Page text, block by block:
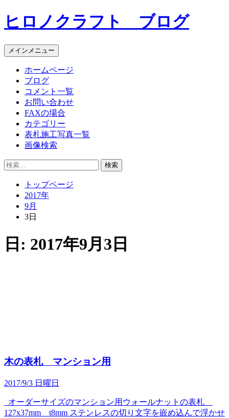
コ
ン
ン
ツ
ヒロノクラフト ブログ
メインメニュー
ホームページ
ブログ
コメント一覧
お問い合わせ
FAXの場合
カテゴリー
表札施工写真一覧
画像検索
検
トップページ
2017年
9月
3日
日: 2017年9月3日
木の表札 マンション用
2017/9/3 日曜日
オーダーサイズのマンション用ウォールナットの表札
127x37mm t8mm ステンレスの切り文字を嵌め込んで浮かせ